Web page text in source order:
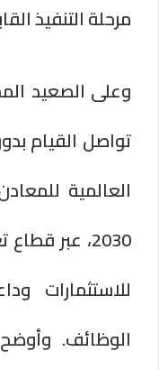
مرحلة التنفيذ
وعلى الصعيد
تواصل القيام
العالمية
2030، عبر
للاستثمارات
الوظائف.